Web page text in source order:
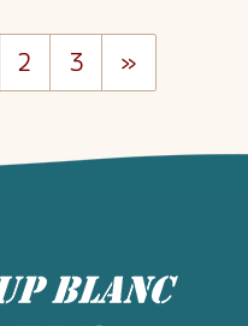
2 3 »